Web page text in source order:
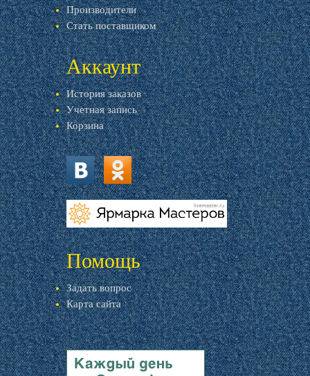
Производители
Стать поставщиком
Аккаунт
История заказов
Учетная запись
Корзина
vk.com ok.ru
livemaster.ru
Помощь
Задать вопрос
Карта сайта